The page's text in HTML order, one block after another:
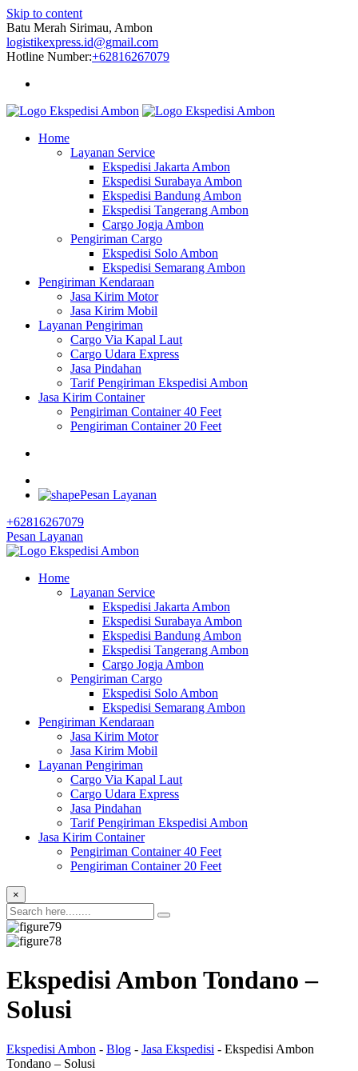
Skip to content
Batu Merah Sirimau, Ambon
logistikexpress.id@gmail.com
Hotline Number:+62816267079
Home
Layanan Service
Ekspedisi Jakarta Ambon
Ekspedisi Surabaya Ambon
Ekspedisi Bandung Ambon
Ekspedisi Tangerang Ambon
Cargo Jogja Ambon
Pengiriman Cargo
Ekspedisi Solo Ambon
Ekspedisi Semarang Ambon
Pengiriman Kendaraan
Jasa Kirim Motor
Jasa Kirim Mobil
Layanan Pengiriman
Cargo Via Kapal Laut
Cargo Udara Express
Jasa Pindahan
Tarif Pengiriman Ekspedisi Ambon
Jasa Kirim Container
Pengiriman Container 40 Feet
Pengiriman Container 20 Feet
Pesan Layanan
+62816267079
Pesan Layanan
Home
Layanan Service
Ekspedisi Jakarta Ambon
Ekspedisi Surabaya Ambon
Ekspedisi Bandung Ambon
Ekspedisi Tangerang Ambon
Cargo Jogja Ambon
Pengiriman Cargo
Ekspedisi Solo Ambon
Ekspedisi Semarang Ambon
Pengiriman Kendaraan
Jasa Kirim Motor
Jasa Kirim Mobil
Layanan Pengiriman
Cargo Via Kapal Laut
Cargo Udara Express
Jasa Pindahan
Tarif Pengiriman Ekspedisi Ambon
Jasa Kirim Container
Pengiriman Container 40 Feet
Pengiriman Container 20 Feet
×
Ekspedisi Ambon Tondano –
Solusi
Ekspedisi Ambon - Blog - Jasa Ekspedisi - Ekspedisi Ambon
Tondano – Solusi